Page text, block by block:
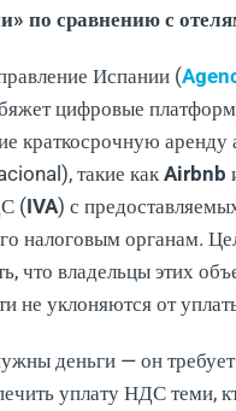
по сравнению с
Испании (
цифровые
краткосрочную аренду
такие как Airbnb
(IVA) с
налоговым органам.
что владельцы этих
не уклоняются от
деньги — он требует
уплату НДС теми,